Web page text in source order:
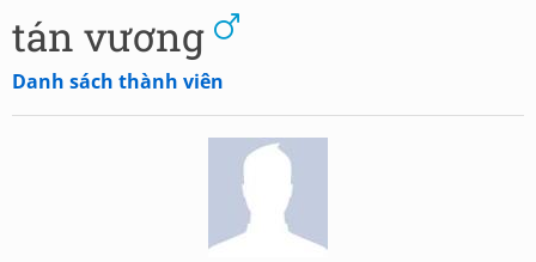
tán vương
Danh sách thành viên